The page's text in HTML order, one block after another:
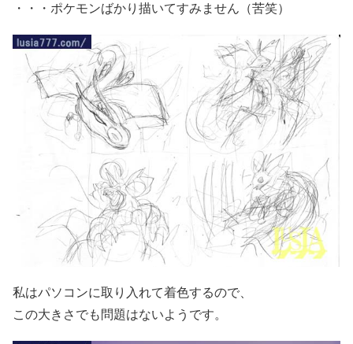
・・・ポケモンばかり描いてすみません（苦笑）
私はパソコンに取り入れて着色するので、
この大きさでも問題はないようです。